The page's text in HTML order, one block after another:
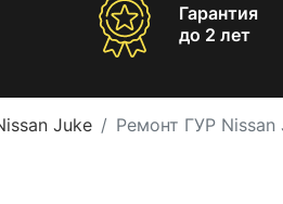
Гарантия
до 2 лет
Juke Ремонт ГУР Nissan